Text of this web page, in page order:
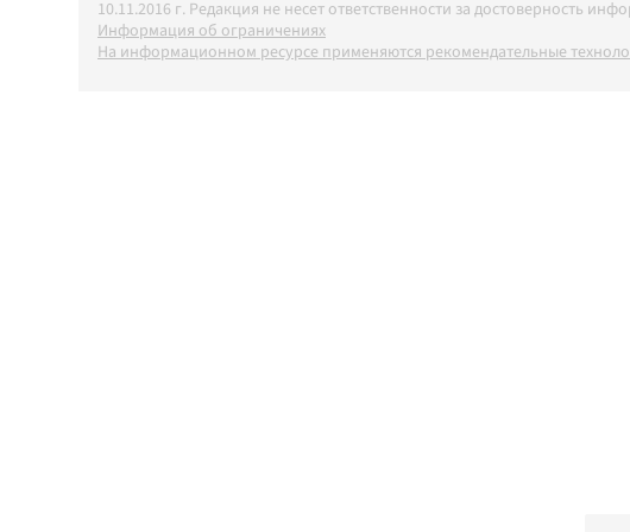
10.11.2016 г. Редакция не несет ответственности за достоверность
Информация об ограничениях
На информационном ресурсе применяются рекомендательные